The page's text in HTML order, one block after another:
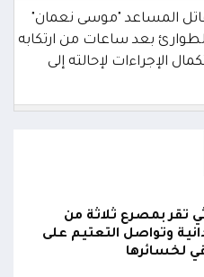
المساعد "موسى نعمان"
بعد ساعات من ارتكابه
الإجراءات لإحالته إلى
صحية في لحج والضالع
ثاني ناقلة نفط
خلال 24 ساعة بصاروخ باليستي في خليج
تقر بمصرع ثلاثة من
وتواصل التعتيم على
لخسائرها